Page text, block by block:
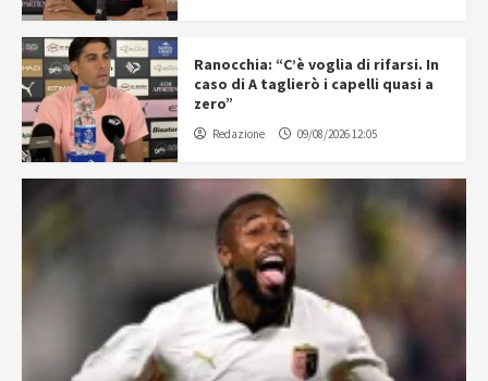
Ranocchia: “C’è voglia di rifarsi. In
caso di A taglierò i capelli quasi a
zero”
Redazione 09/08/2026 12:05